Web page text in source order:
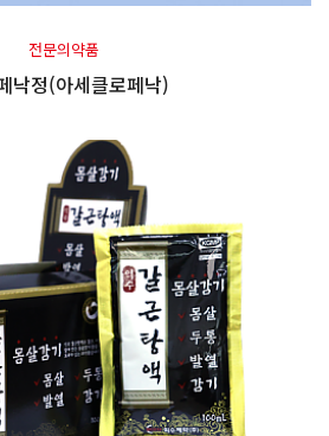
전문의약품
낙정(아세클로페낙)